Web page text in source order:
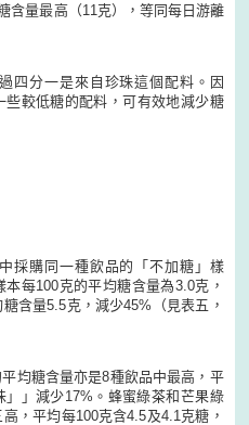
含量最高（11克），等同每日游離
四分一是來自珍珠這個配料。因
較低糖的配料，可有效地減少糖
採購同一種飲品的「不加糖」樣
每100克的平均糖含量為3.0克，
含量5.5克，減少45%（見表五，
均糖含量亦是8種飲品中最高，平
」減少17%。蜂蜜綠茶和芒果綠
，平均每100克含4.5及4.1克糖，